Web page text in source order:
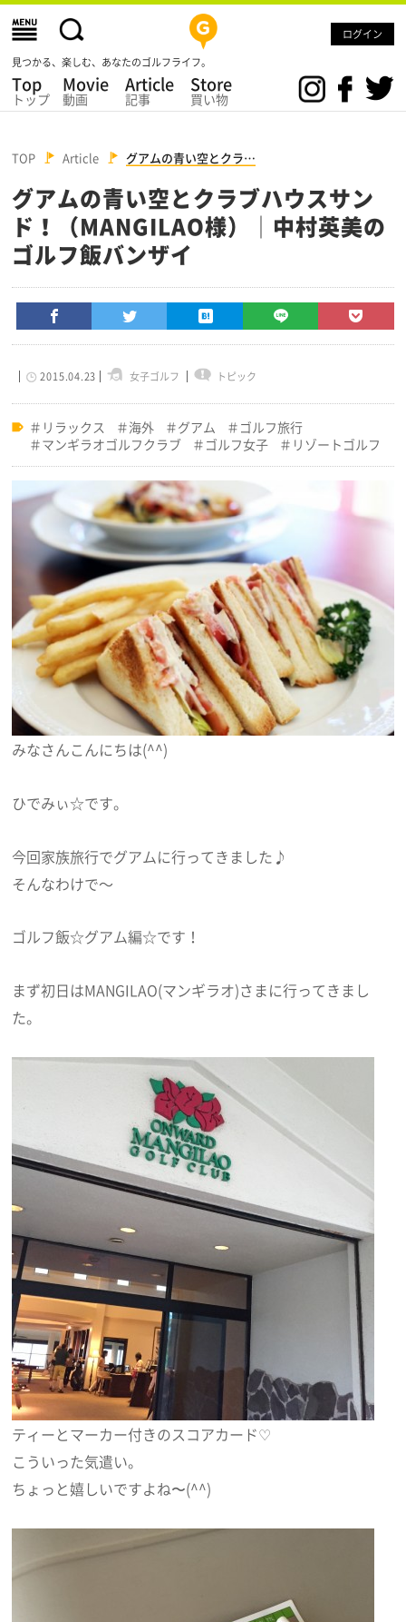
ログイン
見つかる、楽しむ、あなたのゴルフライフ。
Top
トップ
Movie
動画
Article
記事
Store
買い物
TOP Article グアムの青い空とクラ…
グアムの青い空とクラブハウスサン
ド！（MANGILAO様）│中村英美の
ゴルフ飯バンザイ
2015.04.23 女子ゴルフ トピック
リラックス 海外 グアム
ゴルフ旅行
マンギラオゴルフクラブ
ゴルフ女子 リゾートゴルフ
みなさんこんにちは(^^)
ひでみぃ☆です。
今回家族旅行でグアムに行ってきました♪
そんなわけで～
ゴルフ飯☆グアム編☆です！
まず初日はMANGILAO(マンギラオ)さまに行ってきまし
た。
ティーとマーカー付きのスコアカード♡
こういった気遣い。
ちょっと嬉しいですよね〜(^^)